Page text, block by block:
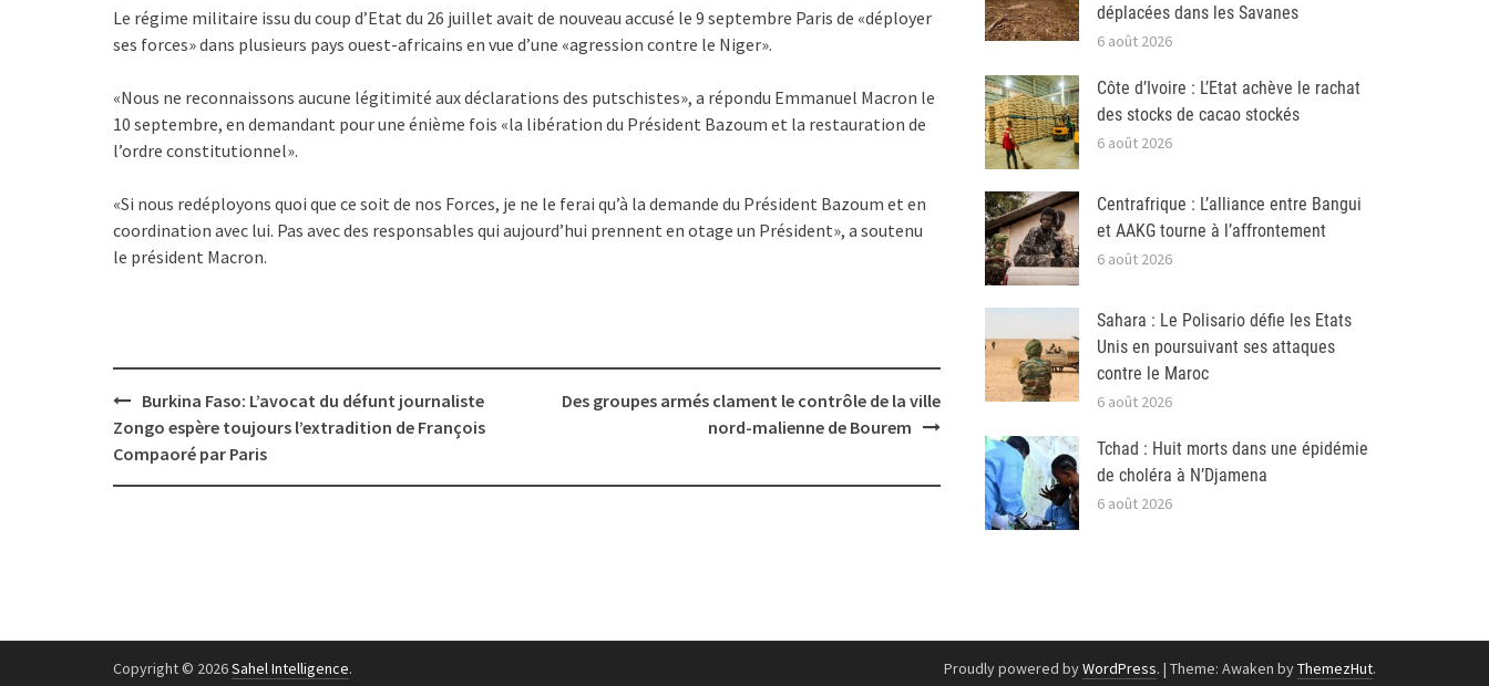
Le régime militaire issu du coup d’Etat du 26 juillet avait de nouveau accusé le 9 septembre Paris de «déployer
ses forces» dans plusieurs pays ouest-africains en vue d’une «agression contre le Niger».
«Nous ne reconnaissons aucune légitimité aux déclarations des putschistes», a répondu Emmanuel Macron le
10 septembre, en demandant pour une énième fois «la libération du Président Bazoum et la restauration de
l’ordre constitutionnel».
«Si nous redéployons quoi que ce soit de nos Forces, je ne le ferai qu’à la demande du Président Bazoum et en
coordination avec lui. Pas avec des responsables qui aujourd’hui prennent en otage un Président», a soutenu
le président Macron.
Post
navigation
Burkina Faso: L’avocat du défunt journaliste
Zongo espère toujours l’extradition de François
Compaoré par Paris
Des groupes armés clament le contrôle de la ville
nord-malienne de Bourem
déplacées dans les Savanes
6 août 2026
Côte d’Ivoire : L’Etat achève le rachat
des stocks de cacao stockés
6 août 2026
Centrafrique : L’alliance entre Bangui
et AAKG tourne à l’affrontement
6 août 2026
Sahara : Le Polisario défie les Etats
Unis en poursuivant ses attaques
contre le Maroc
6 août 2026
Tchad : Huit morts dans une épidémie
de choléra à N’Djamena
6 août 2026
Copyright © 2026Sahel Intelligence. Proudly powered byWordPress. | Theme: Awaken byThemezHut.